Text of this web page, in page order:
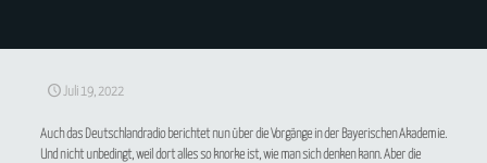
Juli 19, 2022
Auch das Deutschlandradio berichtet nun über die Vorgänge in der Bayerischen Akademie.
Und nicht unbedingt, weil dort alles so knorke ist, wie man sich denken kann. Aber die